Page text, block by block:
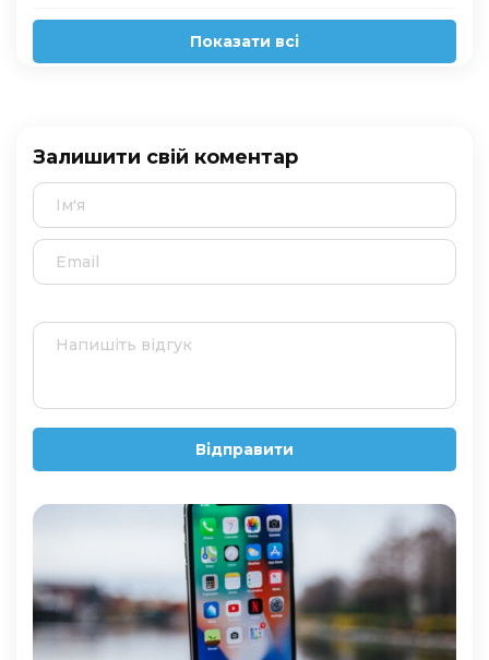
Показати всі
Залишити свій коментар
Відправити